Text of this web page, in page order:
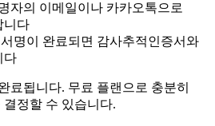
자의 이메일이나 카카오톡으로
니다
명이 완료되면 감사추적인증서와
다
료됩니다. 무료 플랜으로 충분히
정할 수 있습니다.